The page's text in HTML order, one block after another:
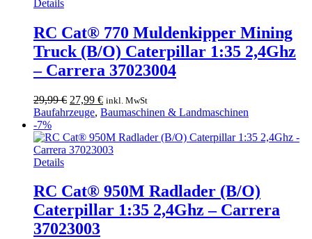
Details
RC Cat® 770 Muldenkipper Mining
Truck (B/O) Caterpillar 1:35 2,4Ghz
– Carrera 37023004
29,99€ Ursprünglicher
Preis
29,99 €
27,99 €Aktueller
Preis
27,99 €.
inkl. MwSt
Baufahrzeuge, Baumaschinen & Landmaschinen
-7%
Details
RC Cat® 950M Radlader (B/O)
Caterpillar 1:35 2,4Ghz – Carrera
37023003